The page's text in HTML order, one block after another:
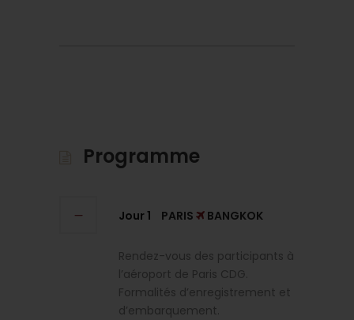
Programme
Jour 1 PARIS BANGKOK
Rendez-vous des participants à
l’aéroport de Paris CDG.
Formalités d’enregistrement et
d’embarquement.